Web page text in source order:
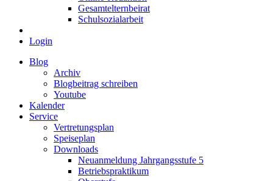
Gesamtelternbeirat
Schulsozialarbeit
Login
Blog
Archiv
Blogbeitrag schreiben
Youtube
Kalender
Service
Vertretungsplan
Speiseplan
Downloads
Neuanmeldung Jahrgangsstufe 5
Betriebspraktikum